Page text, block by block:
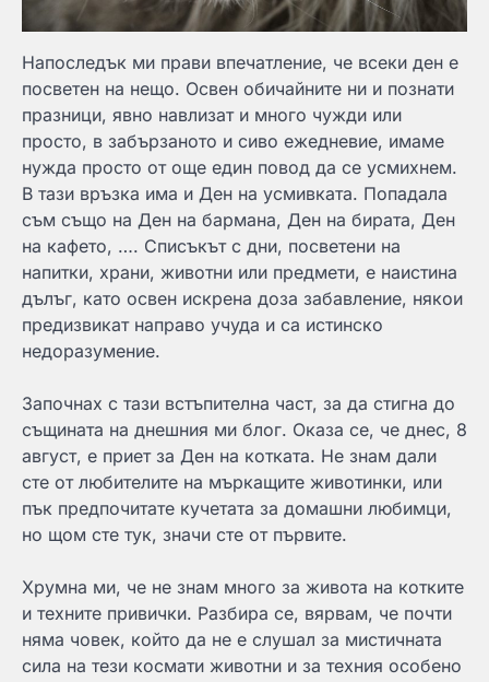
Напоследък ми прави впечатление, че всеки ден е
посветен на нещо. Освен обичайните ни и познати
празници, явно навлизат и много чужди или
просто, в забързаното и сиво ежедневие, имаме
нужда просто от още един повод да се усмихнем.
В тази връзка има и Ден на усмивката. Попадала
съм също на Ден на бармана, Ден на бирата, Ден
на кафето, …. Списъкът с дни, посветени на
напитки, храни, животни или предмети, е наистина
дълъг, като освен искрена доза забавление, някои
предизвикат направо учуда и са истинско
недоразумение.
Започнах с тази встъпителна част, за да стигна до
същината на днешния ми блог. Оказа се, че днес, 8
август, е приет за Ден на котката. Не знам дали
сте от любителите на мъркащите животинки, или
пък предпочитате кучетата за домашни любимци,
но щом сте тук, значи сте от първите.
Хрумна ми, че не знам много за живота на котките
и техните привички. Разбира се, вярвам, че почти
няма човек, който да не е слушал за мистичната
сила на тези космати животни и за техния особено